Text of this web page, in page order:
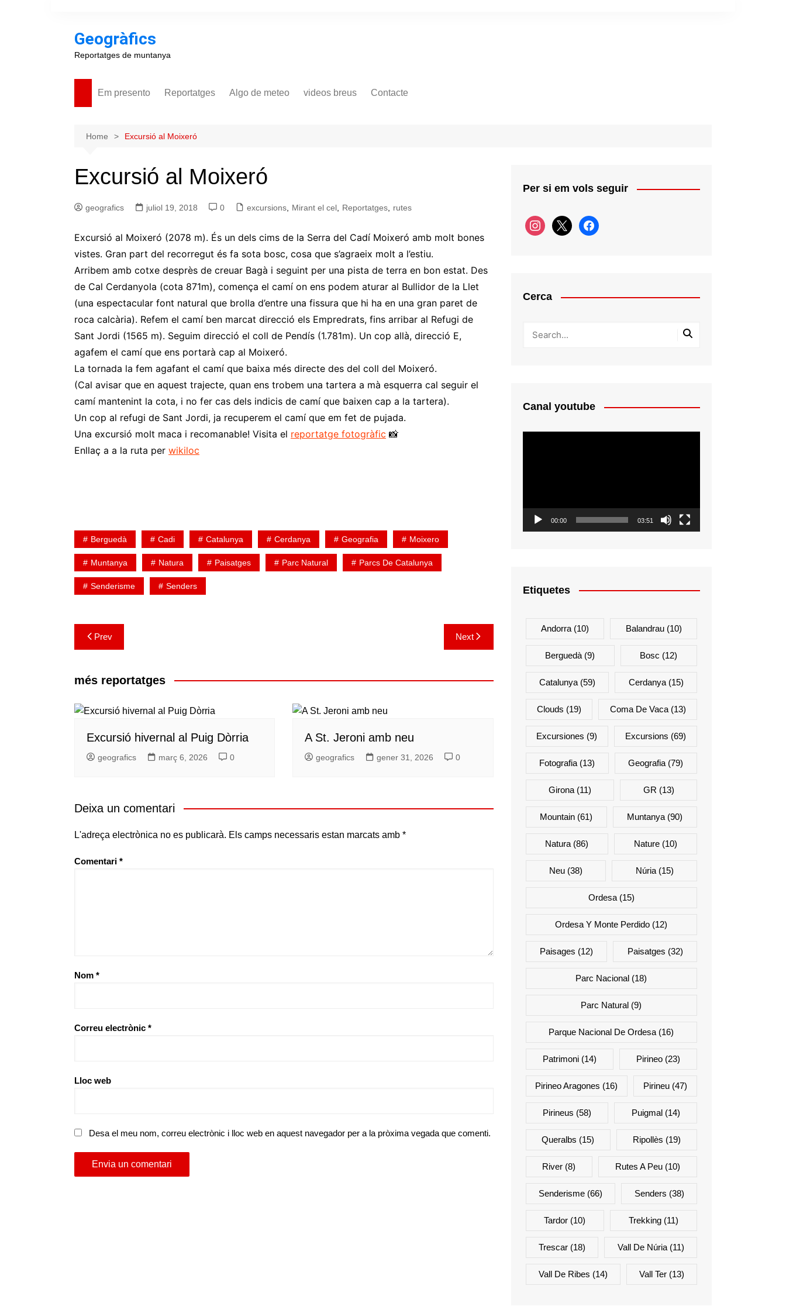
Geogràfics
Reportatges de muntanya
Em presento Reportatges Algo de meteo videos breus Contacte
Home Excursió al Moixeró
Excursió al Moixeró
geografics juliol 19, 2018 0 excursions Mirant el cel Reportatges rutes
Excursió al Moixeró (2078 m). És un dels cims de la Serra del Cadí Moixeró amb molt bones
vistes. Gran part del recorregut és fa sota bosc, cosa que s’agraeix molt a l’estiu.
Arribem amb cotxe desprès de creuar Bagà i seguint per una pista de terra en bon estat. Des
de Cal Cerdanyola (cota 871m), comença el camí on ens podem aturar al Bullidor de la Llet
(una espectacular font natural que brolla d’entre una fissura que hi ha en una gran paret de
roca calcària). Refem el camí ben marcat direcció els Empredrats, fins arribar al Refugi de
Sant Jordi (1565 m). Seguim direcció el coll de Pendís (1.781m). Un cop allà, direcció E,
agafem el camí que ens portarà cap al Moixeró.
La tornada la fem agafant el camí que baixa més directe des del coll del Moixeró.
(Cal avisar que en aquest trajecte, quan ens trobem una tartera a mà esquerra cal seguir el
camí mantenint la cota, i no fer cas dels indicis de camí que baixen cap a la tartera).
Un cop al refugi de Sant Jordi, ja recuperem el camí que em fet de pujada.
Una excursió molt maca i recomanable! Visita el reportatge fotogràfic 📸
Enllaç a a la ruta per wikiloc
Berguedà Cadi Catalunya Cerdanya Geografia Moixero
Muntanya Natura Paisatges Parc Natural Parcs De Catalunya
Senderisme Senders
Navegació
d'entrades
Prev Next
més reportatges
Excursió hivernal al Puig Dòrria
geografics març 6, 2026 0
A St. Jeroni amb neu
geografics gener 31, 2026 0
Deixa un comentari
L'adreça electrònica no es publicarà. Els camps necessaris estan marcats amb *
Comentari *
Nom *
Correu electrònic *
Lloc web
Desa el meu nom, correu electrònic i lloc web en aquest navegador per a la pròxima vegada que comenti.
Per si em vols seguir
instagram
x facebook
Cerca
Canal youtube
00:00 03:51
Etiquetes
Andorra(10) Balandrau(10)
Berguedà (9) Bosc (12)
Catalunya(59) Cerdanya(15)
Clouds (19) Coma De Vaca(13)
Excursiones (9) Excursions (69)
Fotografia (13) Geografia (79)
Girona(11) GR (13)
Mountain (61) Muntanya (90)
Natura (86) Nature (10)
Neu(38) Núria(15)
Ordesa(15)
Ordesa Y Monte Perdido (12)
Paisages (12) Paisatges (32)
Parc Nacional (18)
Parc Natural (9)
Parque Nacional De Ordesa (16)
Patrimoni(14) Pirineo(23)
Pirineo Aragones (16) Pirineu (47)
Pirineus (58) Puigmal(14)
Queralbs (15) Ripollès (19)
River (8) Rutes A Peu (10)
Senderisme(66) Senders (38)
Tardor (10) Trekking (11)
Trescar(18) Vall De Núria(11)
Vall De Ribes (14) Vall Ter(13)